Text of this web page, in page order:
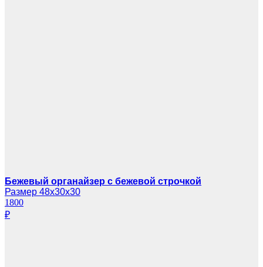
Бежевый органайзер с бежевой строчкой
Размер 48х30х30
1800
₽